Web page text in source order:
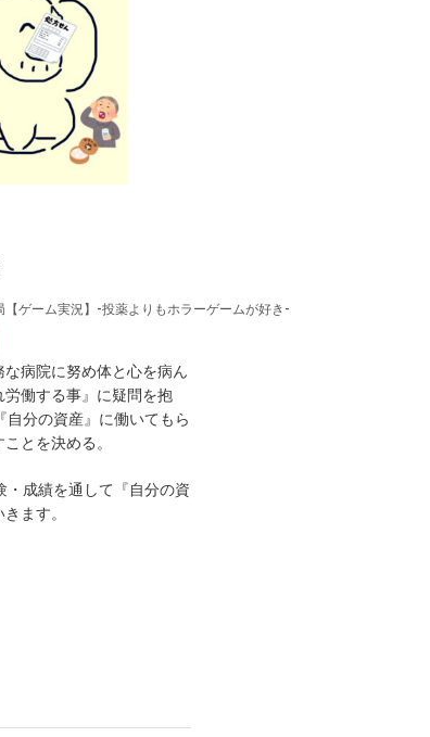
病院に努め体と心を病ん
働する事』に疑問を抱
自分の資産』に働いてもら
とを決める。
・成績を通して『自分の資
ます。